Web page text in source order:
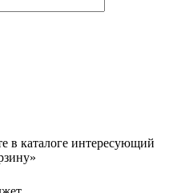
в каталоге интересующий